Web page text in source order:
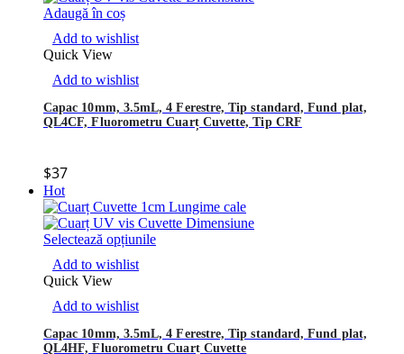
Adaugă în coș
Add to wishlist
Quick View
Add to wishlist
Capac 10mm, 3.5mL, 4 Ferestre, Tip standard, Fund plat,
QL4CF, Fluorometru Cuarț Cuvette, Tip CRF
$37
Hot
Selectează opțiunile
Add to wishlist
Quick View
Add to wishlist
Capac 10mm, 3.5mL, 4 Ferestre, Tip standard, Fund plat,
QL4HF, Fluorometru Cuarț Cuvette